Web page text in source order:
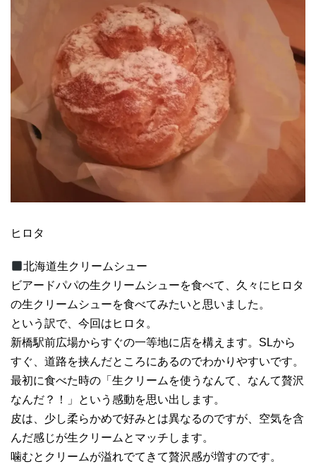
ヒロタ
北海道生クリームシュー
ビアードパパの生クリームシューを食べて、久々にヒロタ
の生クリームシューを食べてみたいと思いました。
という訳で、今回はヒロタ。
新橋駅前広場からすぐの一等地に店を構えます。SLから
すぐ、道路を挟んだところにあるのでわかりやすいです。
最初に食べた時の「生クリームを使うなんて、なんて贅沢
なんだ？！」という感動を思い出します。
皮は、少し柔らかめで好みとは異なるのですが、空気を含
んだ感じが生クリームとマッチします。
噛むとクリームが溢れでてきて贅沢感が増すのです。